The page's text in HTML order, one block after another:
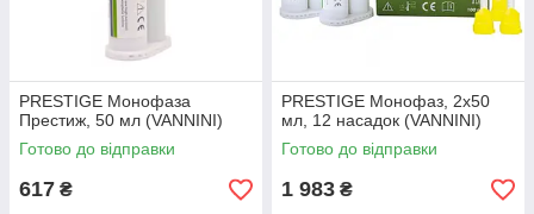
Замовити
Через кошик на сайті, за телефонними
PRESTIGE Монофаза
Престиж, 50 мл (VANNINI)
Готово до відправки
617 ₴
PRESTIGE Монофаз, 2х50
мл, 12 насадок (VANNINI)
Готово до відправки
1 983 ₴